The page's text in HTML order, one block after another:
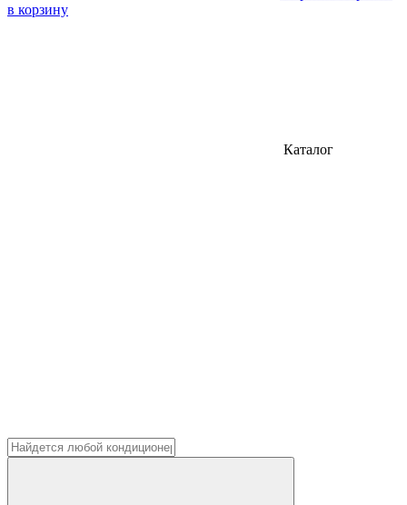
в корзину
Каталог